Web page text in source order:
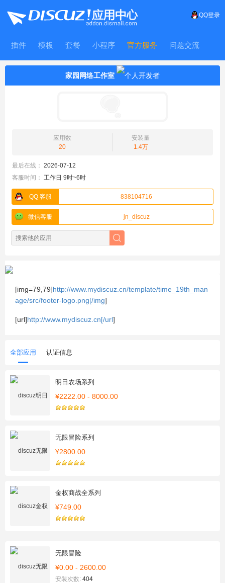
QQ登录
插件 模板 套餐 小程序 官方服务 问题交流
家园网络工作室
应用数
20
安装量
1.4万
最后在线： 2026-07-12
客服时间： 工作日 9时~6时
QQ 客服 838104716
微信客服 jn_discuz
[img=79,79]http://www.mydiscuz.cn/template/time_19th_man
age/src/footer-logo.png[/img]
[url]http://www.mydiscuz.cn[/url]
全部应用 认证信息
明日农场系列
¥2222.00 - 8000.00
无限冒险系列
¥2800.00
金权商战全系列
¥749.00
无限冒险
¥0.00 - 2600.00
安装次数: 404